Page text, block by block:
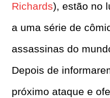
Richards), estão no
a uma série de
assassinas do
Depois de
próximo ataque e